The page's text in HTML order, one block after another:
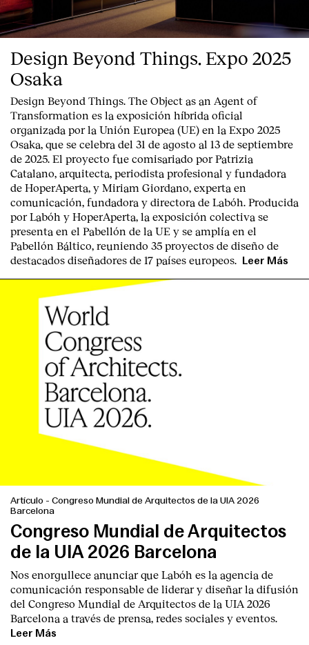
Design Beyond Things. Expo 2025
Osaka
Design Beyond Things. The Object as an Agent of
Transformation es la exposición híbrida oficial
organizada por la Unión Europea (UE) en la Expo 2025
Osaka , que se celebra del 31 de agosto al 13 de septiembre
de 2025 . El proyecto fue comisariado porPatrizia
Catalano , arquitecta, periodista profesional y fundadora
de HoperAperta, y Miriam Giordano , experta en
comunicación, fundadora y directora de Labóh. Producida
porLabóh y HoperAperta, la exposición colectiva se
presenta en el Pabellón de la UE y se amplía en el
Pabellón Báltico , reuniendo 35 proyectos de diseño de
destacados diseñadores de 17 países europeos Leer Más
Artículo - Congreso Mundial de Arquitectos de la UIA 2026
Barcelona
Congreso Mundial de Arquitectos
de la UIA 2026 Barcelona
Nos enorgullece anunciar que Labóh es la agencia de
comunicación responsable de liderar y diseñar la difusión
del Congreso Mundial de Arquitectos de la UIA 2026
Barcelona a través de prensa, redes sociales y eventos.
Leer Más